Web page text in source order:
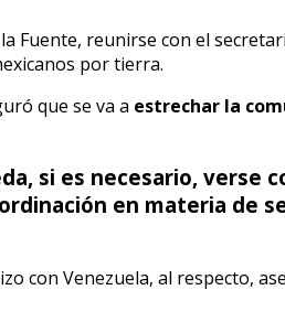
Fuente, reunirse con el
por tierra.
que se va a estrechar la
si es necesario, verse
en materia de
con Venezuela, al respecto,